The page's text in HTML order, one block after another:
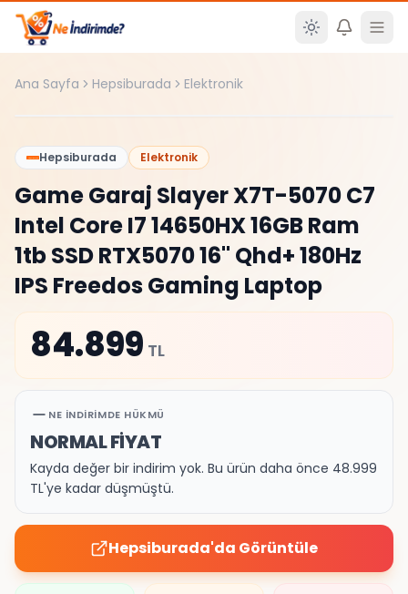
Ana içeriğe atla
Ana Sayfa Hepsiburada Elektronik
%0
Hepsiburada Elektronik
Game Garaj Slayer X7T-5070 C7
Intel Core I7 14650HX 16GB Ram
1tb SSD RTX5070 16" Qhd+ 180Hz
IPS Freedos Gaming Laptop
84.899 TL
NE İNDIRIMDE HÜKMÜ
NORMAL FİYAT
Kayda değer bir indirim yok. Bu ürün daha önce 48.999
TL'ye kadar düşmüştü.
Hepsiburada'da Görüntüle